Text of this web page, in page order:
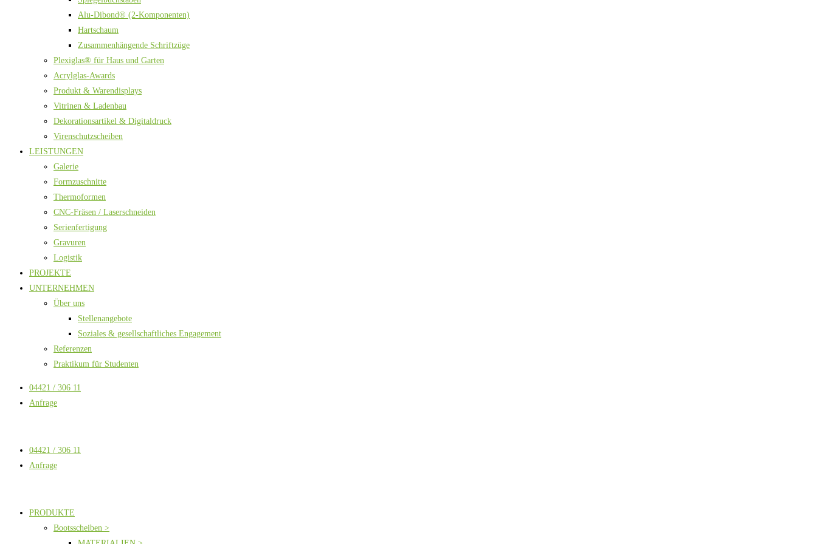
Alu-Dibond® (2-Komponenten)
Hartschaum
Zusammenhängende Schriftzüge
Plexiglas® für Haus und Garten
Acrylglas-Awards
Produkt & Warendisplays
Vitrinen & Ladenbau
Dekorationsartikel & Digitaldruck
Virenschutzscheiben
LEISTUNGEN
Galerie
Formzuschnitte
Thermoformen
CNC-Fräsen / Laserschneiden
Serienfertigung
Gravuren
Logistik
PROJEKTE
UNTERNEHMEN
Über uns
Stellenangebote
Soziales & gesellschaftliches Engagement
Referenzen
Praktikum für Studenten
04421 / 306 11
Anfrage
04421 / 306 11
Anfrage
PRODUKTE
Bootsscheiben >